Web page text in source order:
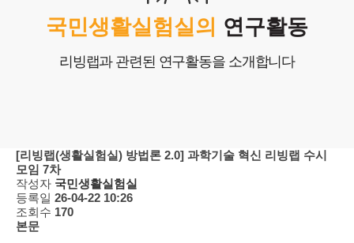
고객센터
국민생활실험실의 연구활동
리빙랩과 관련된 연구활동을 소개합니다
[리빙랩(생활실험실) 방법론 2.0] 과학기술 혁신 리빙랩 수시
모임 7차
작성자 국민생활실험실
등록일 26-04-22 10:26
조회수 170
본문